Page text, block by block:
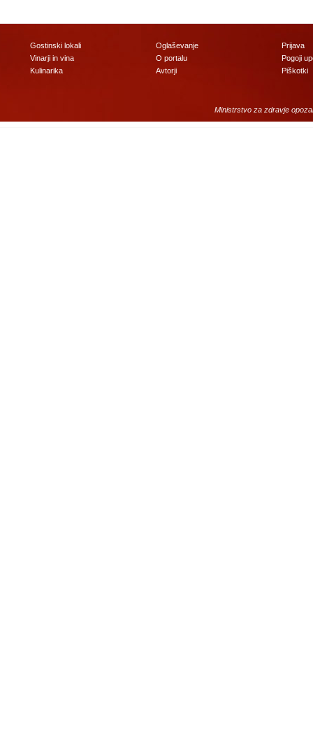
Gostinski lokali
Vinarji in vina
Kulinarika
Oglaševanje
O portalu
Avtorji
Prijava
Pogoji
Piškotki
Ministrstvo za zdravje